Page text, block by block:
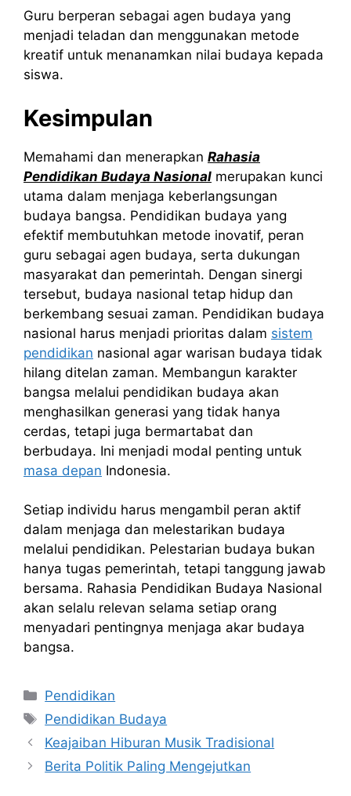
Guru berperan sebagai agen budaya yang
menjadi teladan dan menggunakan metode
kreatif untuk menanamkan nilai budaya kepada
siswa.
Kesimpulan
Memahami dan menerapkan Rahasia
Pendidikan Budaya Nasional merupakan kunci
utama dalam menjaga keberlangsungan
budaya bangsa. Pendidikan budaya yang
efektif membutuhkan metode inovatif, peran
guru sebagai agen budaya, serta dukungan
masyarakat dan pemerintah. Dengan sinergi
tersebut, budaya nasional tetap hidup dan
berkembang sesuai zaman. Pendidikan budaya
nasional harus menjadi prioritas dalam sistem
pendidikan nasional agar warisan budaya tidak
hilang ditelan zaman. Membangun karakter
bangsa melalui pendidikan budaya akan
menghasilkan generasi yang tidak hanya
cerdas, tetapi juga bermartabat dan
berbudaya. Ini menjadi modal penting untuk
masa depan Indonesia.
Setiap individu harus mengambil peran aktif
dalam menjaga dan melestarikan budaya
melalui pendidikan. Pelestarian budaya bukan
hanya tugas pemerintah, tetapi tanggung jawab
bersama. Rahasia Pendidikan Budaya Nasional
akan selalu relevan selama setiap orang
menyadari pentingnya menjaga akar budaya
bangsa.
Kategori
Pendidikan
Tag
Pendidikan Budaya
Keajaiban Hiburan Musik Tradisional
Berita Politik Paling Mengejutkan